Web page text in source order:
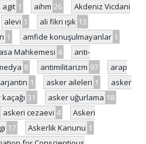
agit 1 aihm 26
Akdeniz Vicdani
alevi 1 ali fikri ışık 13
1 amfide konuşulmayanlar 1
Mahkemesi 4
anti-
8 antimilitarizm 97
arap
arjantin 1 asker aileleri 1
asker
31 asker uğurlama 18
askeri cezaevi 4
Askeri
17 Askerlik Kanunu 1